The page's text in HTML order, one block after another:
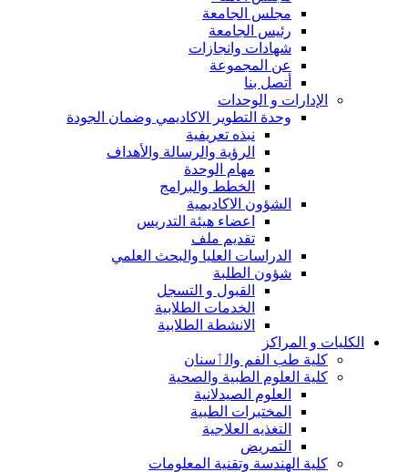
مجلس الجامعة
رئيس الجامعة
شهادات وانجازات
عن المجموعة
أتصل بنا
الإدارات و الوحدات
وحدة التطوير الاكاديمي وضمان الجودة
نبذه تعريفية
الرؤية والرسالة والأهداف
مهام الوحدة
الخطط والبرامج
الشؤون الاكاديمية
اعضاء هيئة التدريس
تقديم ملف
الدراسات العليا والبحث العلمي
شؤون الطلبة
القبول و التسجل
الخدمات الطلابية
الانشطة الطلابية
الكليات و المراكز
كلية طب الفم والٲسنان
كلية العلوم الطبية والصحية
العلوم الصيدلانية
المختبرات الطبية
التغذيه العلاجية
التمريض
كلية الهندسة وتقنية المعلومات